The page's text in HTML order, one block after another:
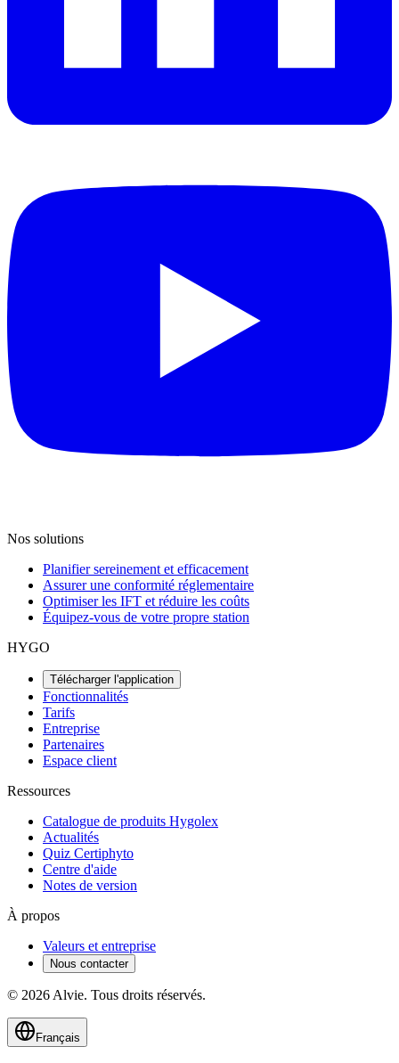
Nos solutions
Planifier sereinement et efficacement
Assurer une conformité réglementaire
Optimiser les IFT et réduire les coûts
Équipez-vous de votre propre station
HYGO
Télécharger l'application
Fonctionnalités
Tarifs
Entreprise
Partenaires
Espace client
Ressources
Catalogue de produits Hygolex
Actualités
Quiz Certiphyto
Centre d'aide
Notes de version
À propos
Valeurs et entreprise
Nous contacter
© 2026 Alvie. Tous droits réservés.
Français